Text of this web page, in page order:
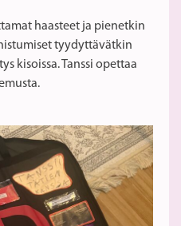
haasteet ja pienetkin
tyydyttävätkin
kisoissa. Tanssi opettaa